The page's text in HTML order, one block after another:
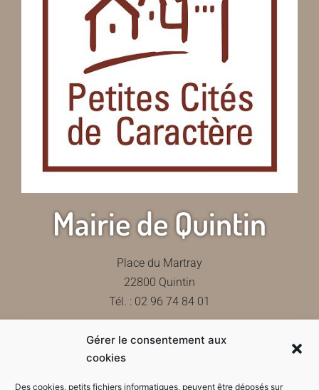
Gérer le consentement aux
cookies
Des cookies, petits fichiers informatiques, peuvent être déposés sur
Mairie de Quintin
Place du Martray
22800 Quintin
Tél. : 02 96 74 84 01
Contactez-nous